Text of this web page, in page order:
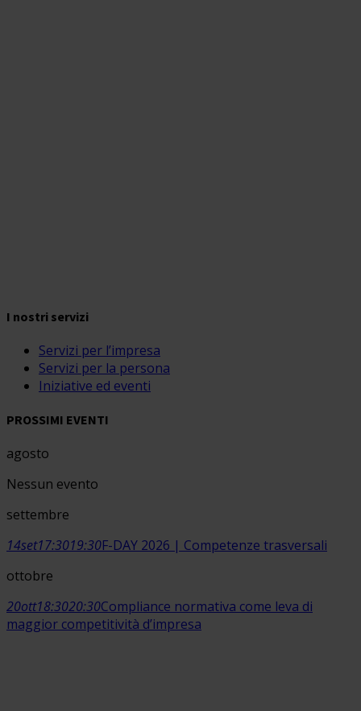
I nostri servizi
Servizi per l’impresa
Servizi per la persona
Iniziative ed eventi
PROSSIMI EVENTI
agosto
Nessun evento
settembre
14set17:3019:30F-DAY 2026 | Competenze trasversali
ottobre
20ott18:3020:30Compliance normativa come leva di
maggior competitività d’impresa